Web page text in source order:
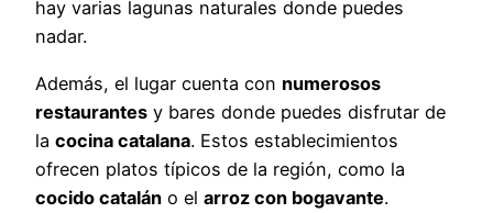
hay varias lagunas naturales donde puedes
nadar.
Además, el lugar cuenta con numerosos
restaurantes y bares donde puedes disfrutar de
la cocina catalana. Estos establecimientos
ofrecen platos típicos de la región, como la
cocido catalán o el arroz con bogavante.